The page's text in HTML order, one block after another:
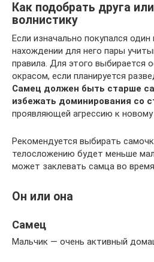
Как подобрать друга
волнистику
Если изначально покупался один
нахождении для него пары
правила. Для этого выбирается
окрасом, если планируется
Самец должен быть старше
избежать доминирования со
проявляющей агрессию к новому
Рекомендуется выбирать
телосложению будет меньше
может заклевать самца во
Он или она
Самец
Мальчик — очень активный